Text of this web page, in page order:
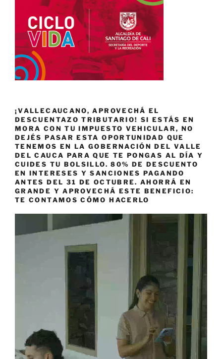
¡VALLECAUCANO, APROVECHÁ EL
DESCUENTAZO TRIBUTARIO! SI ESTÁS EN
MORA CON TU IMPUESTO VEHICULAR, NO
DEJÉS PASAR ESTA OPORTUNIDAD QUE
TENEMOS EN LA GOBERNACIÓN DEL VALLE
DEL CAUCA PARA QUE TE PONGAS AL DÍA Y
CUIDES TU BOLSILLO. 80% DE DESCUENTO
EN INTERESES Y SANCIONES PAGANDO
ANTES DEL 31 DE OCTUBRE. AHORRÁ EN
GRANDE Y APROVECHÁ ESTE BENEFICIO:
TE CONTAMOS CÓMO HACERLO